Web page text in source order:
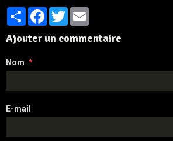
PartagerFacebook
Twitter
Ajouter un commentaire
Nom
E-mail